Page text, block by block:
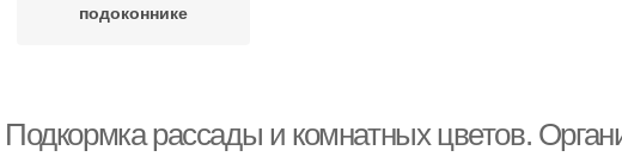
подоконнике
Подкормка рассады и комнатных цветов.